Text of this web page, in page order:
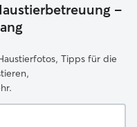
–
Tipps für die